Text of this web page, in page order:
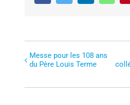
N Messe pour les 108 ans
du Père Louis Terme